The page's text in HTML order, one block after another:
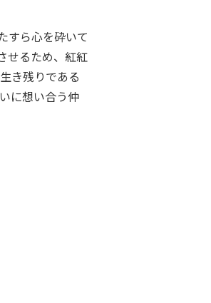
すら心を砕いて
せるため、紅紅
き残りである
に想い合う仲